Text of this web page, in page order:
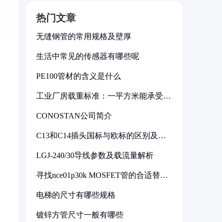
热门文章
无缝钢管的常用规格及壁厚
生活中常见的传感器有哪些呢
PE100管材的含义是什么
工业厂房载重标准：一平方米能承受多
CONOSTAN公司简介
C13和C14插头国标与欧标的区别及其
LGJ-240/30导线参数及载流量解析
寻找nce01p30k MOSFET管的合适替代
电梯的尺寸有哪些规格
镀锌方管尺寸一般有哪些